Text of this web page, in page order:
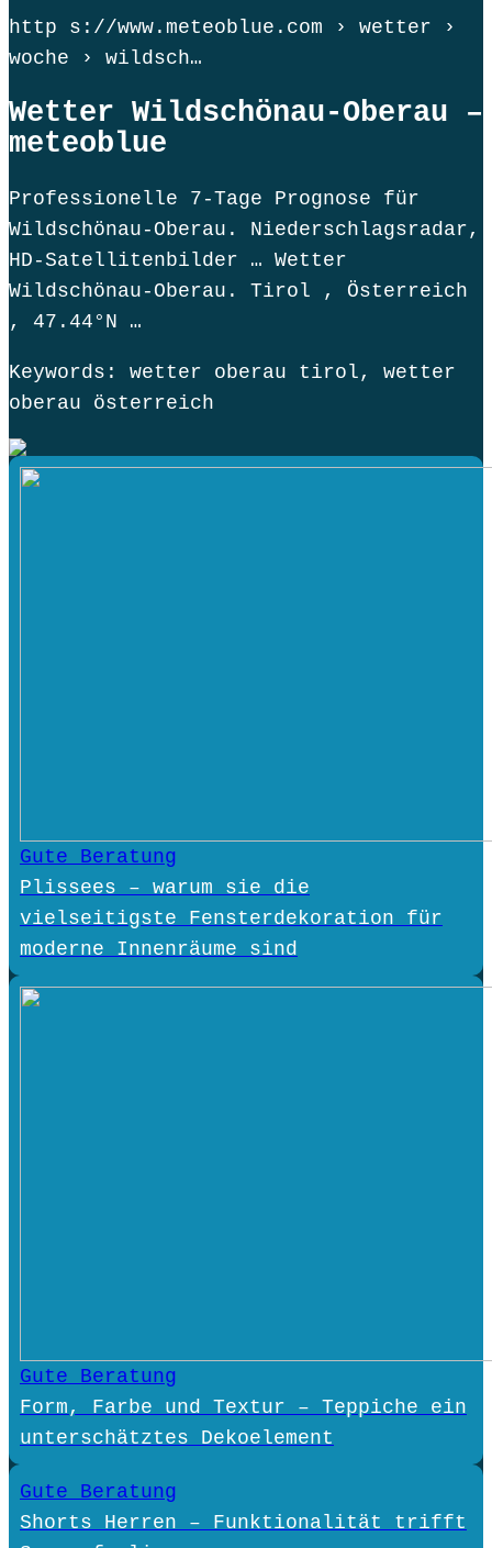
http s://www.meteoblue.com › wetter ›
woche › wildsch…
Wetter Wildschönau-Oberau –
meteoblue
Professionelle 7-Tage Prognose für
Wildschönau-Oberau. Niederschlagsradar,
HD-Satellitenbilder … Wetter
Wildschönau-Oberau. Tirol , Österreich
, 47.44°N …
Keywords: wetter oberau tirol, wetter
oberau österreich
Gute Beratung
Plissees – warum sie die
vielseitigste Fensterdekoration für
moderne Innenräume sind
Gute Beratung
Form, Farbe und Textur – Teppiche ein
unterschätztes Dekoelement
Gute Beratung
Shorts Herren – Funktionalität trifft